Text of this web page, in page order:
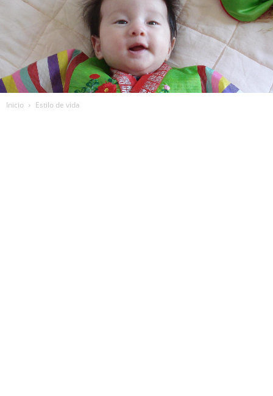
Inicio Estilo de vida